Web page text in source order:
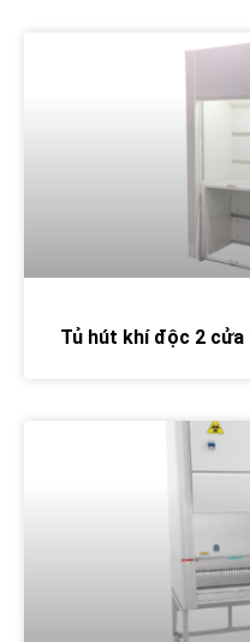
Tủ hút khí độc 2